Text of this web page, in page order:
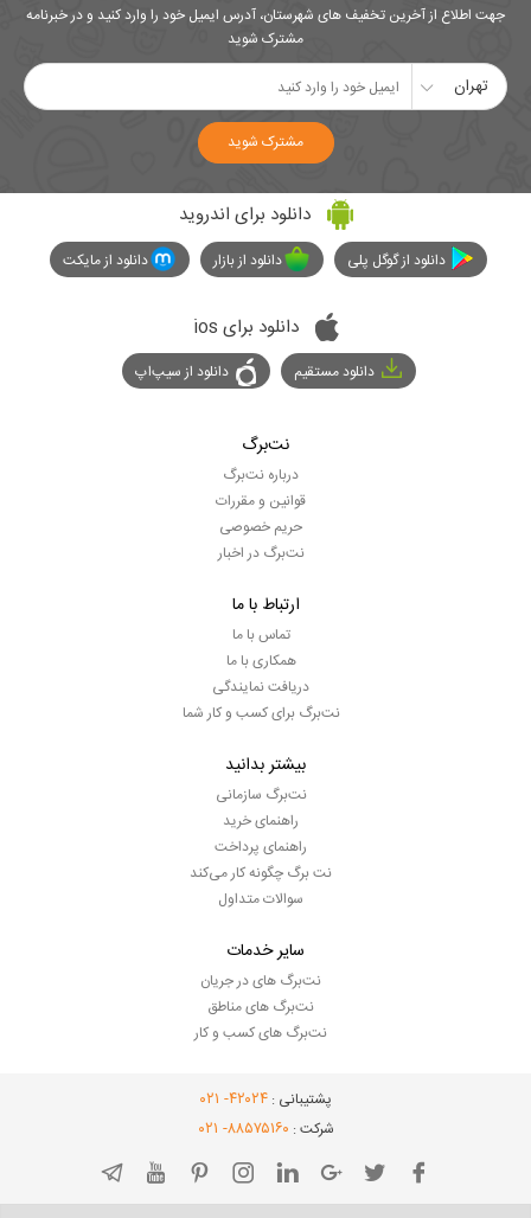
جهت اطلاع از آخرین تخفیف های شهرستان، آدرس ایمیل خود را وارد کنید و در خبرنامه
مشترک شوید
تهران
مشترک شوید
دانلود برای اندروید
دانلود از گوگل پلی دانلود از بازار دانلود از مایکت
دانلود برای ios
دانلود مستقیم دانلود از سیپ‌اپ
نت‌برگ
درباره نت‌برگ
قوانین و مقررات
حریم خصوصی
نت‌برگ در اخبار
ارتباط با ما
تماس با ما
همکاری با ما
دریافت نمایندگی
نت‌برگ برای کسب و کار شما
بیشتر بدانید
نت‌برگ سازمانی
راهنمای خرید
راهنمای پرداخت
نت برگ چگونه کار می‌کند
سوالات متداول
سایر خدمات
نت‌برگ های در جریان
نت‌برگ های مناطق
نت‌برگ های کسب و کار
پشتیبانی : ۴۲۰۲۴- ۰۲۱
شرکت : ۸۸۵۷۵۱۶۰- ۰۲۱